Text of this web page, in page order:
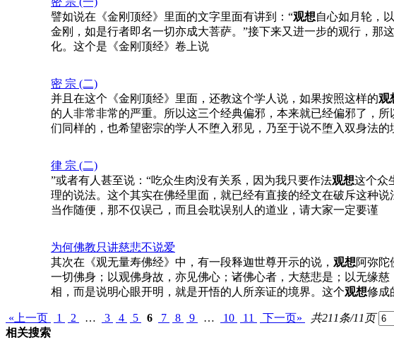
譬如说在《金刚顶经》里面的文字里面有讲到：“观想自心如月轮，
金刚，如是行者即名一切亦成大菩萨。”接下来又进一步的观行，那
化。这个是《金刚顶经》卷上说
密 宗 (二)
并且在这个《金刚顶经》里面，还教这个学人说，如果按照这样的观
的人非常非常的严重。所以这三个经典偏邪，本来就已经偏邪了，
们同样的，也希望密宗的学人不堕入邪见，乃至于说不堕入双身法的
律 宗 (二)
”或者有人甚至说：“吃众生肉没有关系，因为我只要作法观想这个众
理的说法。这个其实在佛经里面，就已经有直接的经文在破斥这种
当作随便，那不仅误己，而且会耽误别人的道业，请大家一定要谨
为何佛教只讲慈悲不说爱
其次在《观无量寿佛经》中，有一段释迦世尊开示的说， 观想阿弥陀
一切佛身；以观佛身故，亦见佛心；诸佛心者，大慈悲是；以无缘
相，而是说明心眼开明，就是开悟的人所亲证的境界。这个观想修成
«上一页 1 2 … 3 4 5 6 7 8 9 … 10 11 下一页»
共211条/11页
相关搜索